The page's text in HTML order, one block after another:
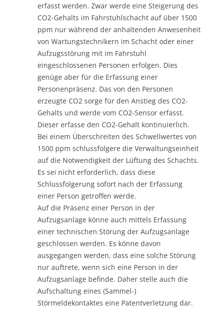
erfasst werden. Zwar werde eine Steigerung des
CO2-Gehalts im Fahrstuhlschacht auf über 1500
ppm nur während der anhaltenden Anwesenheit
von Wartungstechnikern im Schacht oder einer
Aufzugsstörung mit im Fahrstuhl
eingeschlossenen Personen erfolgen. Dies
genüge aber für die Erfassung einer
Personenpräsenz. Das von den Personen
erzeugte CO2 sorge für den Anstieg des CO2-
Gehalts und werde vom CO2-Sensor erfasst.
Dieser erfasse den CO2-Gehalt kontinuierlich.
Bei einem Überschreiten des Schwellwertes von
1500 ppm schlussfolgere die Verwaltungseinheit
auf die Notwendigkeit der Lüftung des Schachts.
Es sei nicht erforderlich, dass diese
Schlussfolgerung sofort nach der Erfassung
einer Person getroffen werde.
Auf die Präsenz einer Person in der
Aufzugsanlage könne auch mittels Erfassung
einer technischen Störung der Aufzugsanlage
geschlossen werden. Es könne davon
ausgegangen werden, dass eine solche Störung
nur auftrete, wenn sich eine Person in der
Aufzugsanlage befinde. Daher stelle auch die
Aufschaltung eines (Sammel-)
Störmeldekontaktes eine Patentverletzung dar.